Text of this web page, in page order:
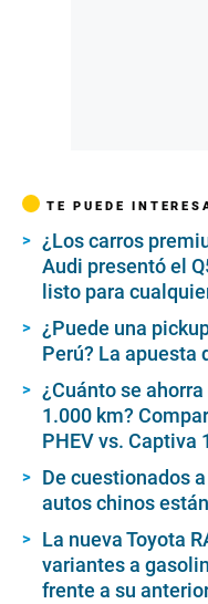
TE PUEDE
¿Los carros
Audi presentó el
listo para
¿Puede una
Perú? La apuesta
¿Cuánto se
1.000 km?
PHEV vs. Captiva
De cuestionados
autos chinos
La nueva Toyota
variantes a
frente a su